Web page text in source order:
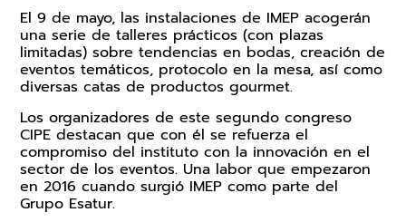
El 9 de mayo, las instalaciones de IMEP acogerán
una serie de talleres prácticos (con plazas
limitadas) sobre tendencias en bodas, creación de
eventos temáticos, protocolo en la mesa, así como
diversas catas de productos gourmet.
Los organizadores de este segundo congreso
CIPE destacan que con él se refuerza el
compromiso del instituto con la innovación en el
sector de los eventos. Una labor que empezaron
en 2016 cuando surgió IMEP como parte del
Grupo Esatur.